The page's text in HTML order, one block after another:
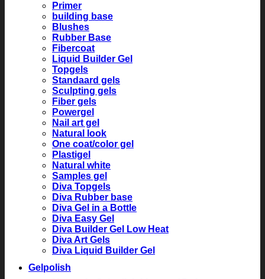
Primer
building base
Blushes
Rubber Base
Fibercoat
Liquid Builder Gel
Topgels
Standaard gels
Sculpting gels
Fiber gels
Powergel
Nail art gel
Natural look
One coat/color gel
Plastigel
Natural white
Samples gel
Diva Topgels
Diva Rubber base
Diva Gel in a Bottle
Diva Easy Gel
Diva Builder Gel Low Heat
Diva Art Gels
Diva Liquid Builder Gel
Gelpolish